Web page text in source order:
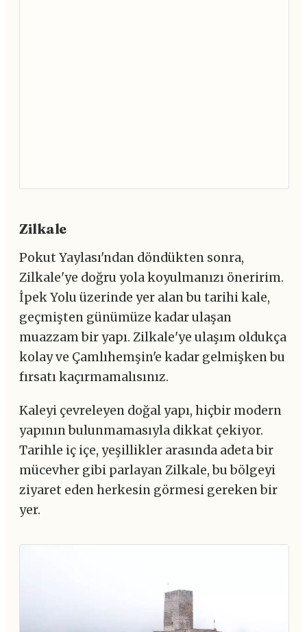
Zilkale
Pokut Yaylası'ndan döndükten sonra,
Zilkale'ye doğru yola koyulmanızı öneririm.
İpek Yolu üzerinde yer alan bu tarihi kale,
geçmişten günümüze kadar ulaşan
muazzam bir yapı. Zilkale'ye ulaşım oldukça
kolay ve Çamlıhemşin'e kadar gelmişken bu
fırsatı kaçırmamalısınız.
Kaleyi çevreleyen doğal yapı, hiçbir modern
yapının bulunmamasıyla dikkat çekiyor.
Tarihle iç içe, yeşillikler arasında adeta bir
mücevher gibi parlayan Zilkale, bu bölgeyi
ziyaret eden herkesin görmesi gereken bir
yer.